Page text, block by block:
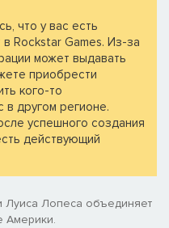
что у вас есть
Rockstar Games. Из-за
может выдавать
приобрести
кого-то
в другом регионе.
успешного создания
действующий
Луиса Лопеса объединяет
Америки.